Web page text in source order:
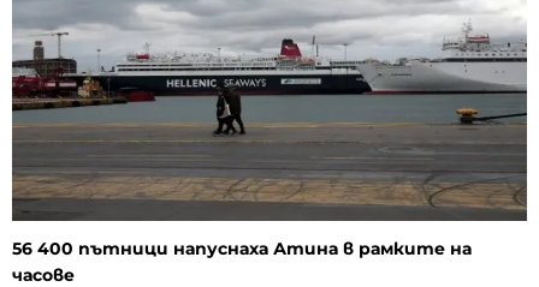
56 400 пътници напуснаха Атина в рамките на
часове